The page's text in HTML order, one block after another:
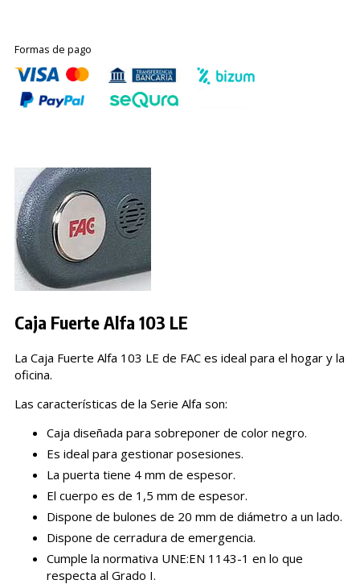
Formas de pago
Caja Fuerte Alfa 103 LE
La Caja Fuerte Alfa 103 LE de FAC es ideal para el hogar y la
oficina.
Las características de la Serie Alfa son:
Caja diseñada para sobreponer de color negro.
Es ideal para gestionar posesiones.
La puerta tiene 4 mm de espesor.
El cuerpo es de 1,5 mm de espesor.
Dispone de bulones de 20 mm de diámetro a un lado.
Dispone de cerradura de emergencia.
Cumple la normativa UNE:EN 1143-1 en lo que
respecta al Grado I.